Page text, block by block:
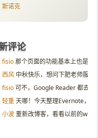
斯诺克
(187)
评论
fisio那个页面的功能基本上也是
西风 中秋快乐，想问下肥老师服
fisio可不，Google Reader 都去
轻重天哪！今天整理Evernote，
小波重新改博客，看看以前的wp